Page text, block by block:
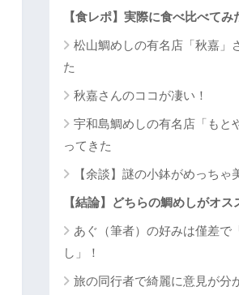
【食レポ】実際に食べ比べてみ
松山鯛めしの有名店「秋嘉」
た
秋嘉さんのココが凄い！
宇和島鯛めしの有名店「もと
ってきた
【余談】謎の小鉢がめっちゃ
【結論】どちらの鯛めしがオス
あぐ（筆者）の好みは僅差で
し」！
旅の同行者で綺麗に意見が分